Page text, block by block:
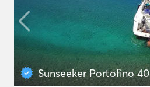
Sunseeker Portofino 40